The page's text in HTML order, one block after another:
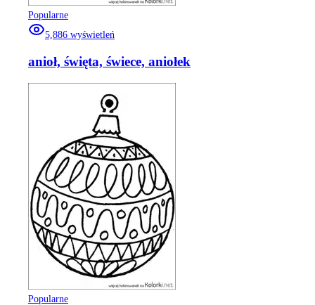
Popularne
5,886 wyświetleń
anioł, święta, świece, aniołek
Popularne